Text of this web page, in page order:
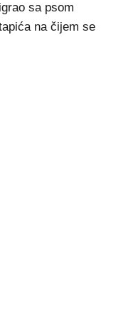
sa psom
na čijem se